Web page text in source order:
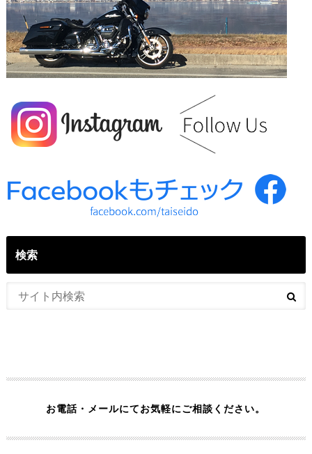
検索
お電話・メールにてお気軽にご相談ください。